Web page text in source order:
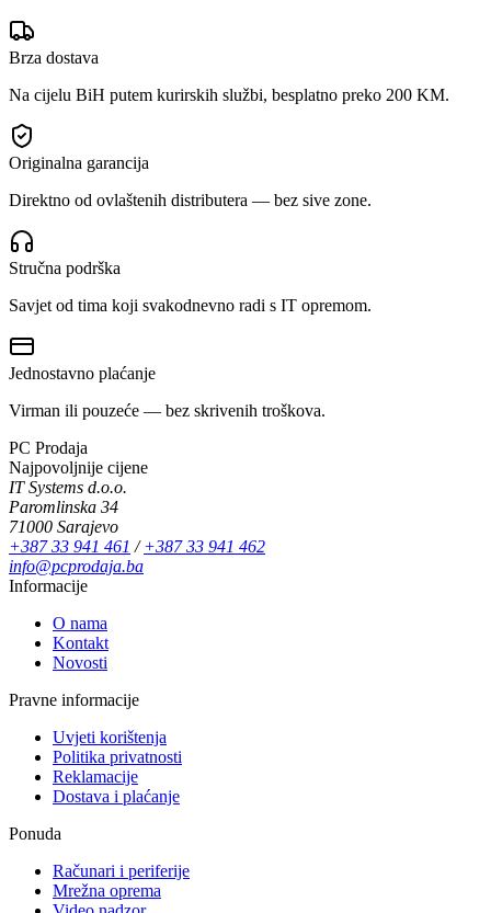
Brza dostava
Na cijelu BiH putem kurirskih službi, besplatno preko 200 KM.
Originalna garancija
Direktno od ovlaštenih distributera — bez sive zone.
Stručna podrška
Savjet od tima koji svakodnevno radi s IT opremom.
Jednostavno plaćanje
Virman ili pouzeće — bez skrivenih troškova.
PC Prodaja
Najpovoljnije cijene
IT Systems d.o.o.
Paromlinska 34
71000 Sarajevo
+387 33 941 461 /+387 33 941 462
info@pcprodaja.ba
Informacije
O nama
Kontakt
Novosti
Pravne informacije
Uvjeti korištenja
Politika privatnosti
Reklamacije
Dostava i plaćanje
Ponuda
Računari i periferije
Mrežna oprema